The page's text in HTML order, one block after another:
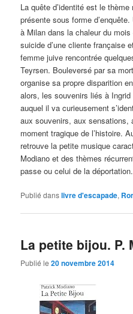
La quête d’identité est le
présente sous forme
à Milan dans la chaleur du mois
suicide d’une cliente française
femme juive rencontrée
Teyrsen. Bouleversé par sa
organise sa propre disparition
alors, les souvenirs liés à
auquel il va curieusement
aux souvenirs, aux sensations,
moment tragique de l’histoire.
retrouve la petite musique
Modiano et des thèmes
passe ou celui de la déportation.
Publié danslivre d'escapade,
La petite bijou. P.
Publié le20 novembre 2014